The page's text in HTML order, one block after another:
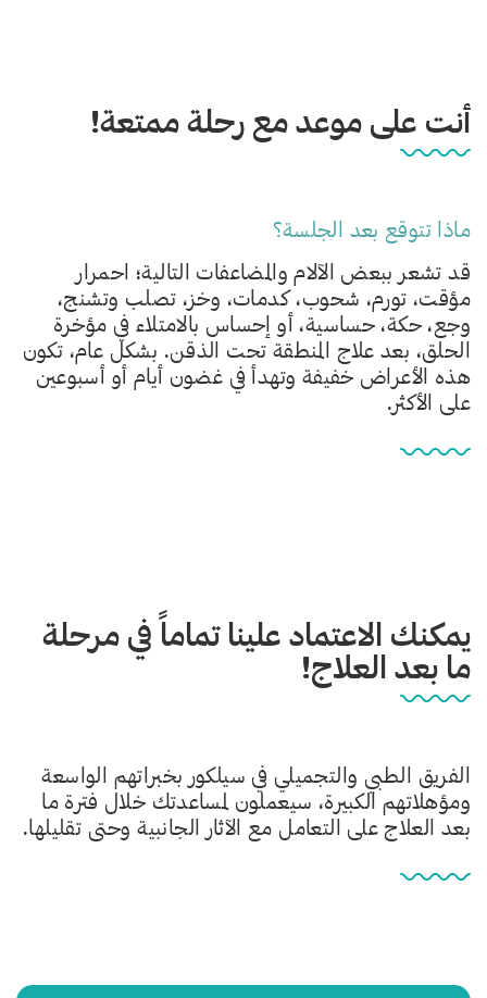
أنت على موعد مع رحلة ممتعة!
ماذا تتوقع بعد الجلسة؟
قد تشعر ببعض الآلام والمضاعفات التالية؛ احمرار
مؤقت، تورم، شحوب، كدمات، وخز، تصلب وتشنج،
وجع، حكة، حساسية، أو إحساس بالامتلاء في مؤخرة
الحلق، بعد علاج المنطقة تحت الذقن. بشكل عام، تكون
هذه الأعراض خفيفة وتهدأ في غضون أيام أو أسبوعين
على الأكثر.
يمكنك الاعتماد علينا تماماً في مرحلة
ما بعد العلاج!
الفريق الطبي والتجميلي في سيلكور بخبراتهم الواسعة
ومؤهلاتهم الكبيرة، سيعملون لمساعدتك خلال فترة ما
بعد العلاج على التعامل مع الآثار الجانبية وحتى تقليلها.